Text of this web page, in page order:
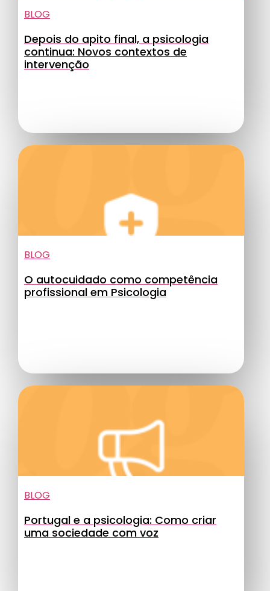
BLOG
Depois do apito final, a psicologia
continua: Novos contextos de
intervenção
BLOG
O autocuidado como competência
profissional em Psicologia
BLOG
Portugal e a psicologia: Como criar
uma sociedade com voz